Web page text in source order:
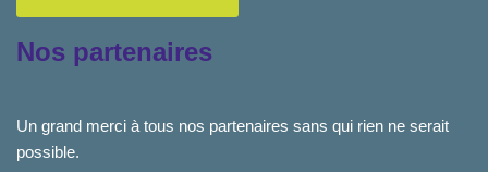
Nos partenaires
Un grand merci à tous nos partenaires sans qui rien ne serait
possible.